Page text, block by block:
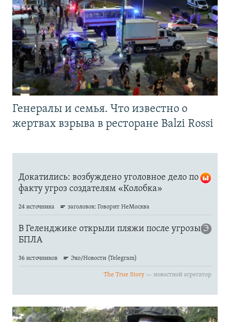
Генералы и семья. Что известно о
жертвах взрыва в ресторане Balzi Rossi